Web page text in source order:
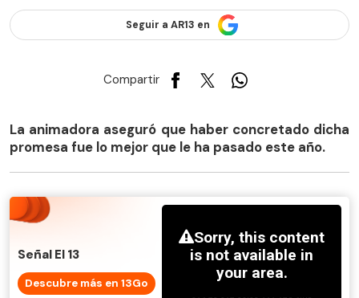
Seguir a AR13 en
Compartir
La animadora aseguró que haber concretado dicha
promesa fue lo mejor que le ha pasado este año.
Señal El 13
Descubre más en 13Go